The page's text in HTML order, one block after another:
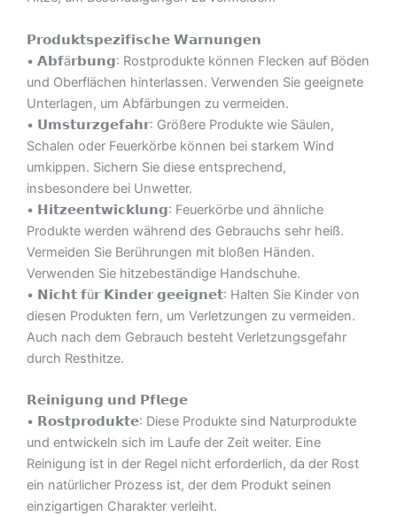
𝗣𝗿𝗼𝗱𝘂𝗸𝘁𝘀𝗽𝗲𝘇𝗶𝗳𝗶𝘀𝗰𝗵𝗲 𝗪𝗮𝗿𝗻𝘂𝗻𝗴𝗲𝗻
• 𝗔𝗯𝗳ä𝗿𝗯𝘂𝗻𝗴: Rostprodukte können Flecken auf Böden
und Oberflächen hinterlassen. Verwenden Sie geeignete
Unterlagen, um Abfärbungen zu vermeiden.
• 𝗨𝗺𝘀𝘁𝘂𝗿𝘇𝗴𝗲𝗳𝗮𝗵𝗿: Größere Produkte wie Säulen,
Schalen oder Feuerkörbe können bei starkem Wind
umkippen. Sichern Sie diese entsprechend,
insbesondere bei Unwetter.
• 𝗛𝗶𝘁𝘇𝗲𝗲𝗻𝘁𝘄𝗶𝗰𝗸𝗹𝘂𝗻𝗴: Feuerkörbe und ähnliche
Produkte werden während des Gebrauchs sehr heiß.
Vermeiden Sie Berührungen mit bloßen Händen.
Verwenden Sie hitzebeständige Handschuhe.
• 𝗡𝗶𝗰𝗵𝘁 𝗳ü𝗿 𝗞𝗶𝗻𝗱𝗲𝗿 𝗴𝗲𝗲𝗶𝗴𝗻𝗲𝘁: Halten Sie Kinder von
diesen Produkten fern, um Verletzungen zu vermeiden.
Auch nach dem Gebrauch besteht Verletzungsgefahr
durch Resthitze.
𝗥𝗲𝗶𝗻𝗶𝗴𝘂𝗻𝗴 𝘂𝗻𝗱 𝗣𝗳𝗹𝗲𝗴𝗲
• 𝗥𝗼𝘀𝘁𝗽𝗿𝗼𝗱𝘂𝗸𝘁𝗲: Diese Produkte sind Naturprodukte
und entwickeln sich im Laufe der Zeit weiter. Eine
Reinigung ist in der Regel nicht erforderlich, da der Rost
ein natürlicher Prozess ist, der dem Produkt seinen
einzigartigen Charakter verleiht.